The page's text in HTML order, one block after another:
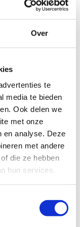
Over
te
media te bieden
Ook delen we
met onze
en analyse. Deze
met andere
die ze hebben
hun services.
de brugfunctionaris
van een school in
in
en help graag.
die kans
in de week,
en met
kunnen richten